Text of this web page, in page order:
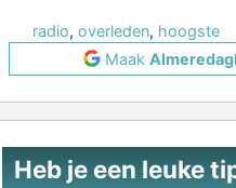
radio, overleden, hoogste
Maak
Heb je een leuke